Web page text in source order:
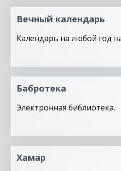
Вечный календарь
Календарь на любой год
Бабротека
Электронная библиотека.
Хамар